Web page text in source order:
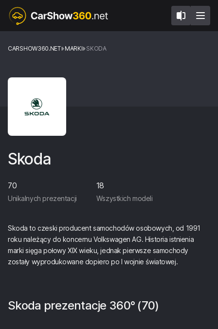
CARSHOW360.NET MARKI SKODA
Skoda
70
Unikalnych prezentacji
18
Wszystkich modeli
Skoda to czeski producent samochodów osobowych, od 1991
roku należący do koncernu Volkswagen AG. Historia istnienia
marki sięga połowy XIX wieku, jednak pierwsze samochody
zostały wyprodukowane dopiero po I wojnie światowej.
Skoda prezentacje 360° (70)